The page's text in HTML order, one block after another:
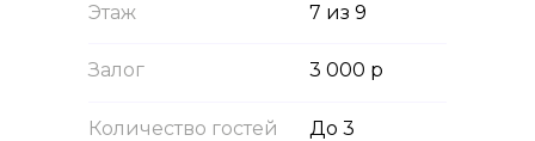
Этаж 7 из 9
Залог 3 000 р
Количество гостей До 3